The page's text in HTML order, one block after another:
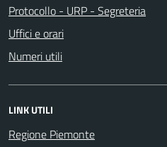
Protocollo - URP - Segreteria
Uffici e orari
Numeri utili
LINK UTILI
Regione Piemonte